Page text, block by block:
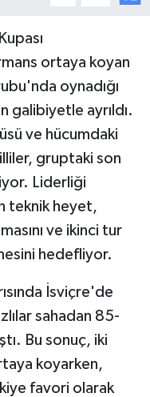
ortaya koyan
oynadığı
galibiyetle ayrıldı.
ve hücumdaki
gruptaki son
Liderliği
teknik heyet,
ve ikinci tur
hedefliyor.
İsviçre'de
sahadan 85-
Bu sonuç, iki
koyarken,
favori olarak